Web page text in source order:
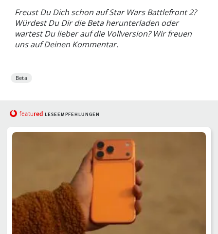
Freust Du Dich schon auf Star Wars Battlefront 2?
Würdest Du Dir die Beta herunterladen oder
wartest Du lieber auf die Vollversion? Wir freuen
uns auf Deinen Kommentar.
Beta
featured LESEEMPFEHLUNGEN